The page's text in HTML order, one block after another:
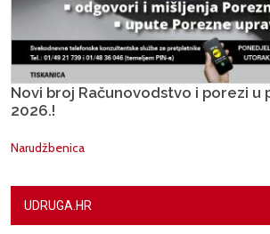
Novi broj Računovodstvo i porezi u
2026.!
Narudžbenica
UDRUGA.HR